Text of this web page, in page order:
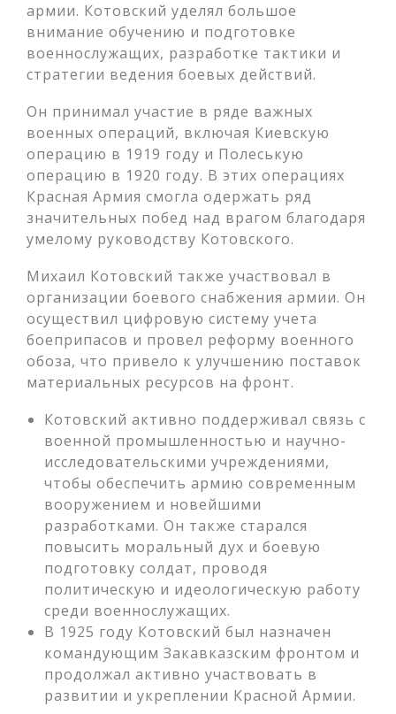
армии. Котовский уделял большое
внимание обучению и подготовке
военнослужащих, разработке тактики и
стратегии ведения боевых действий.
Он принимал участие в ряде важных
военных операций, включая Киевскую
операцию в 1919 году и Полеськую
операцию в 1920 году. В этих операциях
Красная Армия смогла одержать ряд
значительных побед над врагом благодаря
умелому руководству Котовского.
Михаил Котовский также участвовал в
организации боевого снабжения армии. Он
осуществил цифровую систему учета
боеприпасов и провел реформу военного
обоза, что привело к улучшению поставок
материальных ресурсов на фронт.
Котовский активно поддерживал связь с
военной промышленностью и научно-
исследовательскими учреждениями,
чтобы обеспечить армию современным
вооружением и новейшими
разработками. Он также старался
повысить моральный дух и боевую
подготовку солдат, проводя
политическую и идеологическую работу
среди военнослужащих.
В 1925 году Котовский был назначен
командующим Закавказским фронтом и
продолжал активно участвовать в
развитии и укреплении Красной Армии.